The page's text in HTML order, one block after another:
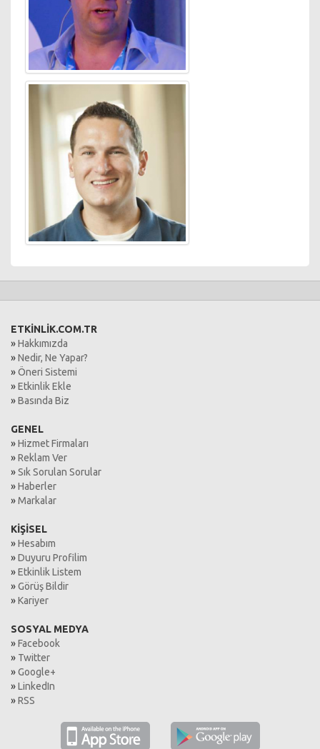
ETKİNLİK.COM.TR
»Hakkımızda
»Nedir, Ne Yapar?
»Öneri Sistemi
»Etkinlik Ekle
»Basında Biz
GENEL
»Hizmet Firmaları
»Reklam Ver
»Sık Sorulan Sorular
»Haberler
»Markalar
KİŞİSEL
»Hesabım
»Duyuru Profilim
»Etkinlik Listem
»Görüş Bildir
»Kariyer
SOSYAL MEDYA
»Facebook
» Twitter
»Google+
»LinkedIn
»RSS